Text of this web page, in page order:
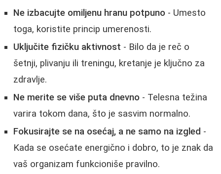
Ne izbacujte omiljenu hranu potpuno - Umesto
toga, koristite princip umerenosti.
Uključite fizičku aktivnost - Bilo da je reč o
šetnji, plivanju ili treningu, kretanje je ključno za
zdravlje.
Ne merite se više puta dnevno - Telesna težina
varira tokom dana, što je sasvim normalno.
Fokusirajte se na osećaj, a ne samo na izgled -
Kada se osećate energično i dobro, to je znak da
vaš organizam funkcioniše pravilno.